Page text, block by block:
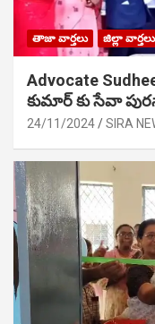
తాజా వార్తలు జిల్లా వార్తలు
Advocate
కుమార్ కు సేవా
24/11/2024 SIRA